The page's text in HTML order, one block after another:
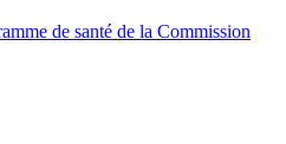
de santé de la Commission